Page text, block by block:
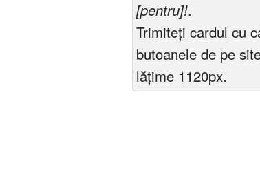
[pentru]!.
Trimiteți cardul cu
butoanele de pe
lățime 1120px.